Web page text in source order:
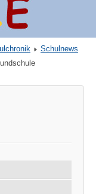
Schulnews